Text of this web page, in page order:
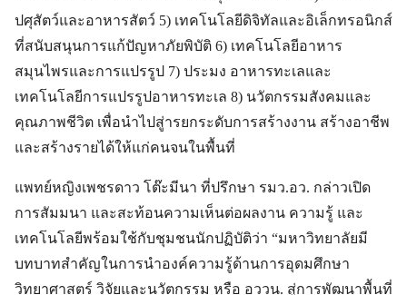
ปศุสัตว์และอาหารสัตว์ 5) เทคโนโลยีดิจิทัลและอิเล็กทรอนิกส์
ที่สนับสนุนการแก้ปัญหาภัยพิบัติ 6) เทคโนโลยีอาหาร
สมุนไพรและการแปรรูป 7) ประมง อาหารทะเลและ
เทคโนโลยีการแปรรูปอาหารทะเล 8) นวัตกรรมสังคมและ
คุณภาพชีวิต เพื่อนำไปสู่ารยกระดับการสร้างงาน สร้างอาชีพ
และสร้างรายได้ให้แก่คนจนในพื้นที่
แพทย์หญิงเพชรดาว โต๊ะมีนา ที่ปรึกษา รมว.อว. กล่าวเปิด
การสัมมนา และสะท้อนความเห็นต่อผลงาน ความรู้ และ
เทคโนโลยีพร้อมใช้กับชุมชนนักปฏิบัติว่า “มหาวิทยาลัยมี
บทบาทสำคัญในการนำองค์ความรู้ด้านการอุดมศึกษา
วิทยาศาสตร์ วิจัยและนวัตกรรม หรือ อววน. สู่การพัฒนาพื้นที่